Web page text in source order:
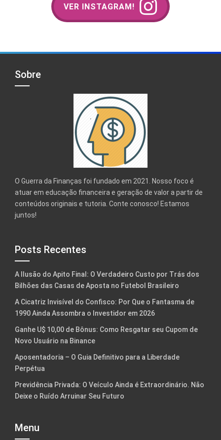
VER INSTAGRAM!
Sobre
O Guerra da Finanças foi fundado em 2021. Nosso foco é
atuar em educação financeira e geração de valor a partir de
conteúdos originais e tutoria. Conte conosco! Estamos
juntos!
Posts Recentes
A Ilusão do Apito Final: O Verdadeiro Custo por Trás dos
Bilhões das Casas de Aposta no Futebol Brasileiro
A Cicatriz Invisível do Confisco: Por Que o Fantasma de
1990 Ainda Assombra o Investidor em 2026
Ganhe U$ 10,00 de Bônus: Como Resgatar seu Cupom de
Novo Usuário na Binance
Aposentadoria – O Guia Definitivo para a Liberdade
Perpétua
Previdência Privada: O Veículo Ainda é Extraordinário. Não
Deixe o Ruído Arruinar Seu Futuro
Menu